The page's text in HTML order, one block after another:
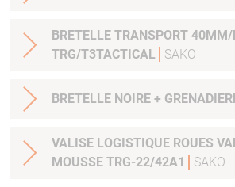
BRETELLE TRANSPORT 40MM/
TRG/T3TACTICAL
SAKO
BRETELLE NOIRE +
VALISE LOGISTIQUE ROUES
MOUSSE TRG-22/42A1
SAKO